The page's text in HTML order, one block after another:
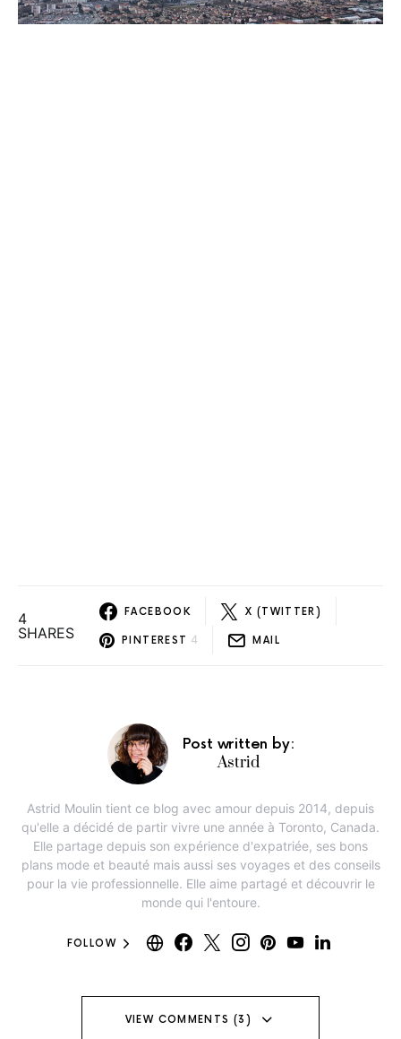
4
SHARES
FACEBOOK X (TWITTER)
PINTEREST 4 MAIL
Post written by:
Astrid
Astrid Moulin tient ce blog avec amour depuis 2014, depuis
qu'elle a décidé de partir vivre une année à Toronto, Canada.
Elle partage depuis son expérience d'expatriée, ses bons
plans mode et beauté mais aussi ses voyages et des conseils
pour la vie professionnelle. Elle aime partagé et découvrir le
monde qui l'entoure.
FOLLOW
VIEW COMMENTS (3)